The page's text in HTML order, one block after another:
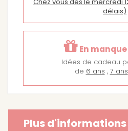
délais)
En
Idées de cadeau
de 6 ans , 7 ans
Plus d'informations